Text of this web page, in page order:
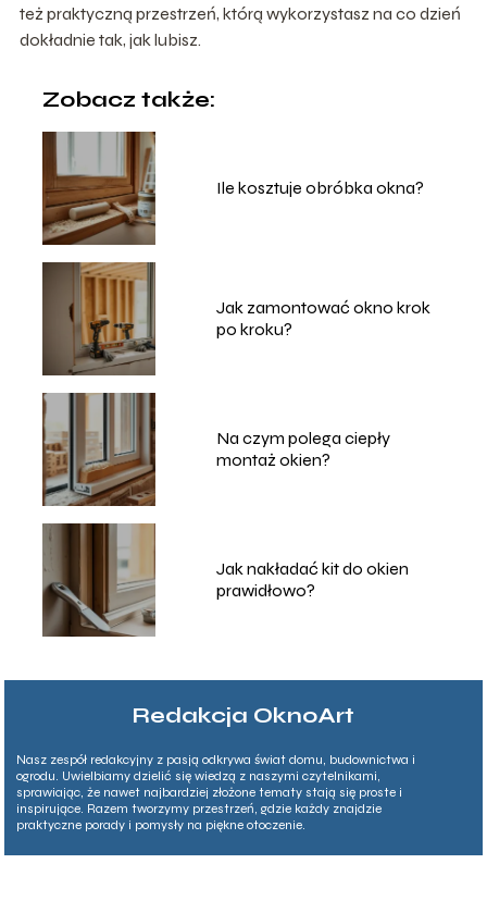
też praktyczną przestrzeń, którą wykorzystasz na co dzień
dokładnie tak, jak lubisz.
Zobacz także:
Ile kosztuje obróbka okna?
Jak zamontować okno krok
po kroku?
Na czym polega ciepły
montaż okien?
Jak nakładać kit do okien
prawidłowo?
Redakcja OknoArt
Nasz zespół redakcyjny z pasją odkrywa świat domu, budownictwa i
ogrodu. Uwielbiamy dzielić się wiedzą z naszymi czytelnikami,
sprawiając, że nawet najbardziej złożone tematy stają się proste i
inspirujące. Razem tworzymy przestrzeń, gdzie każdy znajdzie
praktyczne porady i pomysły na piękne otoczenie.